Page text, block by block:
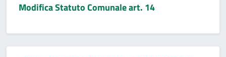
Modifica Statuto Comunale art. 14